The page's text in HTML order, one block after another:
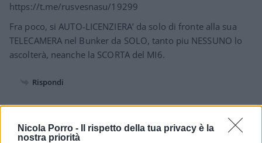
Nicola Porro -
Il rispetto della tua privacy è la
nostra priorità
https://t.me/rusvesnasu/19299
Fra poco, si AUTO-LICENZIERA’ da solo di fronte alla sua
TELECAMERA nel Bunker da SOLO, tanto piu NESSUNO lo
ascolterà, neanche la SCORTA del MI6.
Rispondi
29 Maggio 2022, 19:54 19:54